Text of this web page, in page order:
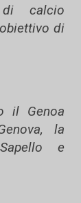
di calcio
di
il Genoa
la
e